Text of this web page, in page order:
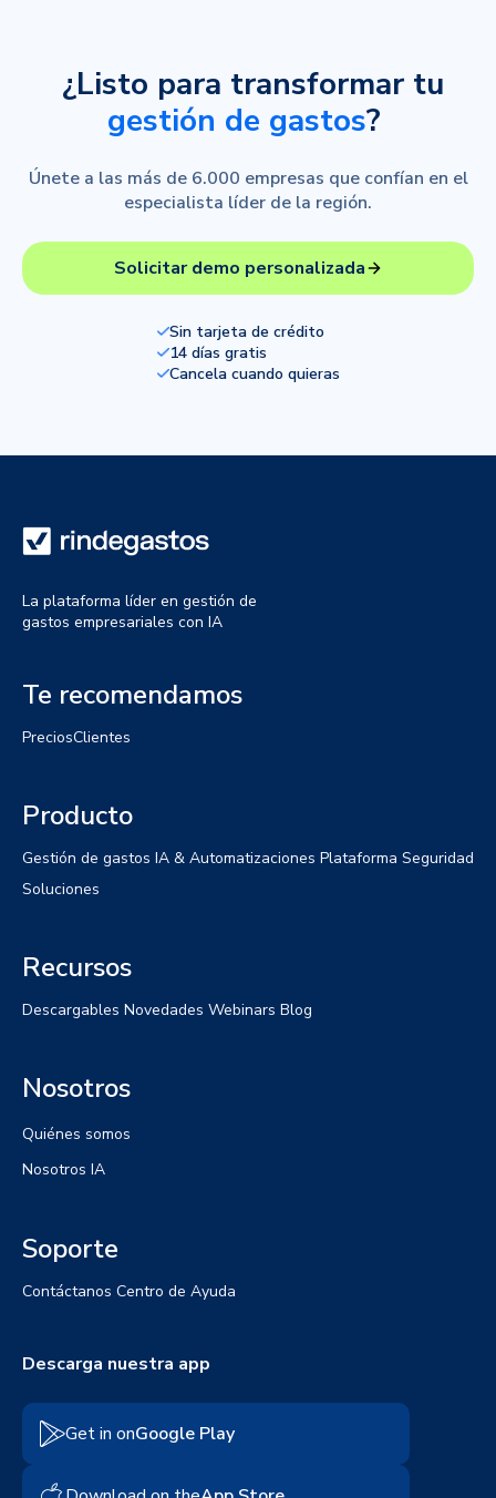
¿Listo para transformar tu
gestión de gastos?
Únete a las más de 6.000 empresas que confían en el
especialista líder de la región.
Solicitar demo personalizada
Sin tarjeta de crédito
14 días gratis
Cancela cuando quieras
La plataforma líder en gestión de
gastos empresariales con IA
Te recomendamos
PreciosClientes
Producto
Gestión de gastos IA & Automatizaciones Plataforma Seguridad
Soluciones
Recursos
Descargables Novedades Webinars Blog
Nosotros
Quiénes somos
Nosotros IA
Soporte
Contáctanos Centro de Ayuda
Descarga nuestra app
Get in onGoogle Play